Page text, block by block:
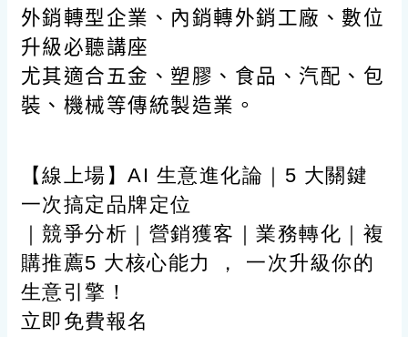
外銷轉型企業、內銷轉外銷工廠、數位
升級必聽講座
尤其適合五金、塑膠、食品、汽配、包
裝、機械等傳統製造業。
【線上場】AI 生意進化論｜5 大關鍵
一次搞定品牌定位
｜競爭分析｜營銷獲客｜業務轉化｜複
購推薦5 大核心能力 ， 一次升級你的
生意引擎！
立即免費報名